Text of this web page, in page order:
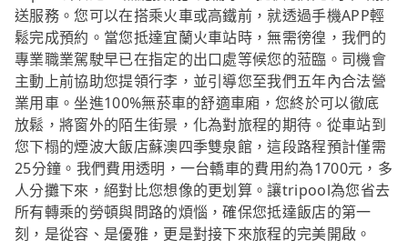
送服務。您可以在搭乘火車或高鐵前，就透過手機APP輕
鬆完成預約。當您抵達宜蘭火車站時，無需徬徨，我們的
專業職業駕駛早已在指定的出口處等候您的蒞臨。司機會
主動上前協助您提領行李，並引導您至我們五年內合法營
業用車。坐進100%無菸車的舒適車廂，您終於可以徹底
放鬆，將窗外的陌生街景，化為對旅程的期待。從車站到
您下榻的煙波大飯店蘇澳四季雙泉館，這段路程預計僅需
25分鐘。我們費用透明，一台轎車的費用約為1700元，多
人分攤下來，絕對比您想像的更划算。讓tripool為您省去
所有轉乘的勞頓與問路的煩惱，確保您抵達飯店的第一
刻，是從容、是優雅，更是對接下來旅程的完美開啟。